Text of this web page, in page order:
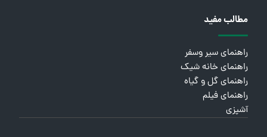
مطالب مفید
راهنمای سیر وسفر
راهنمای خانه شیک
راهنمای گل و گیاه
راهنمای فیلم
آشپزی